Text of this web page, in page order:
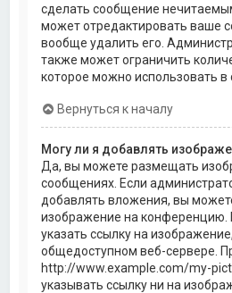
сделать сообщение
может отредактировать ваше
вообще удалить его.
также может ограничить
которое можно использовать в
Вернуться к началу
Могу ли я добавлять
Да, вы можете размещать
сообщениях. Если
добавлять вложения, вы
изображение на конференцию.
указать ссылку на
общедоступном веб-сервере.
http://www.example.com/my-
указывать ссылку ни на